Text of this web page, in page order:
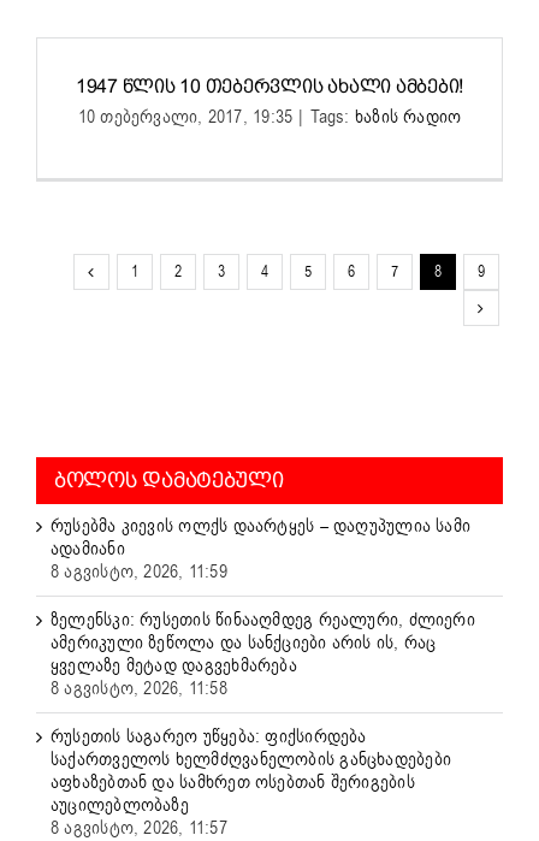
1947 ᲬᲚᲘᲡ 10 ᲗᲔᲑᲔᲠᲕᲚᲘᲡ ᲐᲮᲐᲚᲘ ᲐᲛᲑᲔᲑᲘ!
10 თებერვალი, 2017, 19:35 | Tags: ხაზის რადიო
1 2 3 4 5 6 7 8 9
ᲑᲝᲚᲝᲡ ᲓᲐᲛᲐᲢᲔᲑᲣᲚᲘ
რუსებმა კიევის ოლქს დაარტყეს – დაღუპულია სამი
ადამიანი
8 აგვისტო, 2026, 11:59
ზელენსკი: რუსეთის წინააღმდეგ რეალური, ძლიერი
ამერიკული ზეწოლა და სანქციები არის ის, რაც
ყველაზე მეტად დაგვეხმარება
8 აგვისტო, 2026, 11:58
რუსეთის საგარეო უწყება: ფიქსირდება
საქართველოს ხელმძღვანელობის განცხადებები
აფხაზებთან და სამხრეთ ოსებთან შერიგების
აუცილებლობაზე
8 აგვისტო, 2026, 11:57